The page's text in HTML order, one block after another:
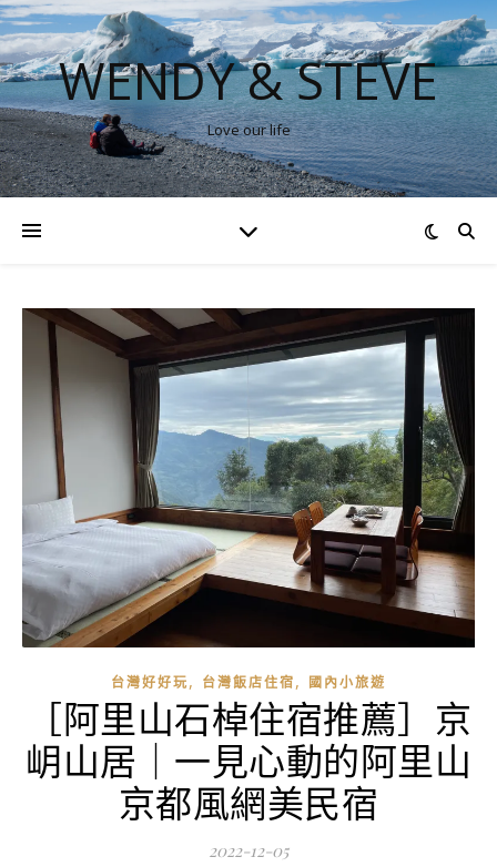
WENDY & STEVE
Love our life
台灣好好玩, 台灣飯店住宿, 國內小旅遊
［阿里山石棹住宿推薦］京
岄山居｜一見心動的阿里山
京都風網美民宿
2022-12-05